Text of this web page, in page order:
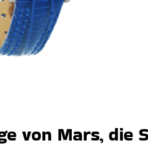
von Mars, die